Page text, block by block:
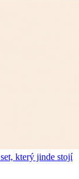
který jinde stojí